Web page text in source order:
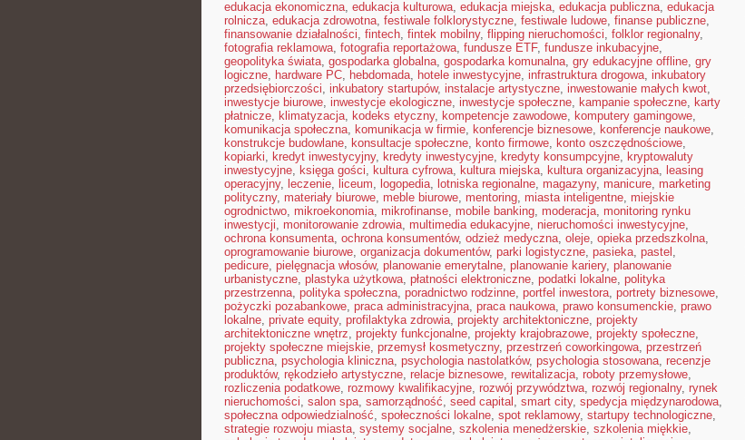
edukacja ekonomiczna, edukacja kulturowa, edukacja miejska, edukacja publiczna, edukacja
rolnicza, edukacja zdrowotna, festiwale folklorystyczne, festiwale ludowe, finanse publiczne,
finansowanie działalności, fintech, fintek mobilny, flipping nieruchomości, folklor regionalny,
fotografia reklamowa, fotografia reportażowa, fundusze ETF, fundusze inkubacyjne,
geopolityka świata, gospodarka globalna, gospodarka komunalna, gry edukacyjne offline, gry
logiczne, hardware PC, hebdomada, hotele inwestycyjne, infrastruktura drogowa, inkubatory
przedsiębiorczości, inkubatory startupów, instalacje artystyczne, inwestowanie małych kwot,
inwestycje biurowe, inwestycje ekologiczne, inwestycje społeczne, kampanie społeczne, karty
płatnicze, klimatyzacja, kodeks etyczny, kompetencje zawodowe, komputery gamingowe,
komunikacja społeczna, komunikacja w firmie, konferencje biznesowe, konferencje naukowe,
konstrukcje budowlane, konsultacje społeczne, konto firmowe, konto oszczędnościowe,
kopiarki, kredyt inwestycyjny, kredyty inwestycyjne, kredyty konsumpcyjne, kryptowaluty
inwestycyjne, księga gości, kultura cyfrowa, kultura miejska, kultura organizacyjna, leasing
operacyjny, leczenie, liceum, logopedia, lotniska regionalne, magazyny, manicure, marketing
polityczny, materiały biurowe, meble biurowe, mentoring, miasta inteligentne, miejskie
ogrodnictwo, mikroekonomia, mikrofinanse, mobile banking, moderacja, monitoring rynku
inwestycji, monitorowanie zdrowia, multimedia edukacyjne, nieruchomości inwestycyjne,
ochrona konsumenta, ochrona konsumentów, odzież medyczna, oleje, opieka przedszkolna,
oprogramowanie biurowe, organizacja dokumentów, parki logistyczne, pasieka, pastel ,
pedicure, pielęgnacja włosów, planowanie emerytalne, planowanie kariery, planowanie
urbanistyczne, plastyka użytkowa, płatności elektroniczne, podatki lokalne, polityka
przestrzenna, polityka społeczna, poradnictwo rodzinne, portfel inwestora, portrety biznesowe,
pożyczki pozabankowe, praca administracyjna, praca naukowa, prawo konsumenckie, prawo
lokalne, private equity, profilaktyka zdrowia, projekty architektoniczne, projekty
architektoniczne wnętrz, projekty funkcjonalne, projekty krajobrazowe, projekty społeczne,
projekty społeczne miejskie, przemysł kosmetyczny, przestrzeń coworkingowa, przestrzeń
publiczna, psychologia kliniczna, psychologia nastolatków, psychologia stosowana, recenzje
produktów, rękodzieło artystyczne, relacje biznesowe, rewitalizacja, roboty przemysłowe,
rozliczenia podatkowe, rozmowy kwalifikacyjne, rozwój przywództwa, rozwój regionalny, rynek
nieruchomości, salon spa, samorządność, seed capital , smart city, spedycja międzynarodowa,
społeczna odpowiedzialność, społeczności lokalne, spot reklamowy, startupy technologiczne,
strategie rozwoju miasta, systemy socjalne, szkolenia menedżerskie, szkolenia miękkie,